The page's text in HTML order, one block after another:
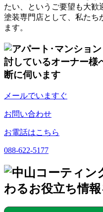
たい、というご要望も大歓
塗装専門店として、私たち
ます。
メールでいますぐ
お問い合わせ
お電話はこちら
088-622-5177